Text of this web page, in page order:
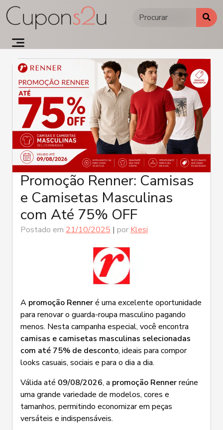
para
conteúdo
Promoção Renner: Camisas
e Camisetas Masculinas
com Até 75% OFF
Postado em 21/10/2025 | porKlesi
A promoção Renneré uma excelente oportunidade
para renovar o guarda-roupa masculino pagando
menos. Nesta campanha especial, você encontra
camisas e camisetas masculinas selecionadas
com até 75% de desconto, ideais para compor
looks casuais, sociais e para o dia a dia.
Válida até 09/08/2026, a promoção Rennerreúne
uma grande variedade de modelos, cores e
tamanhos, permitindo economizar em peças
versáteis e indispensáveis.